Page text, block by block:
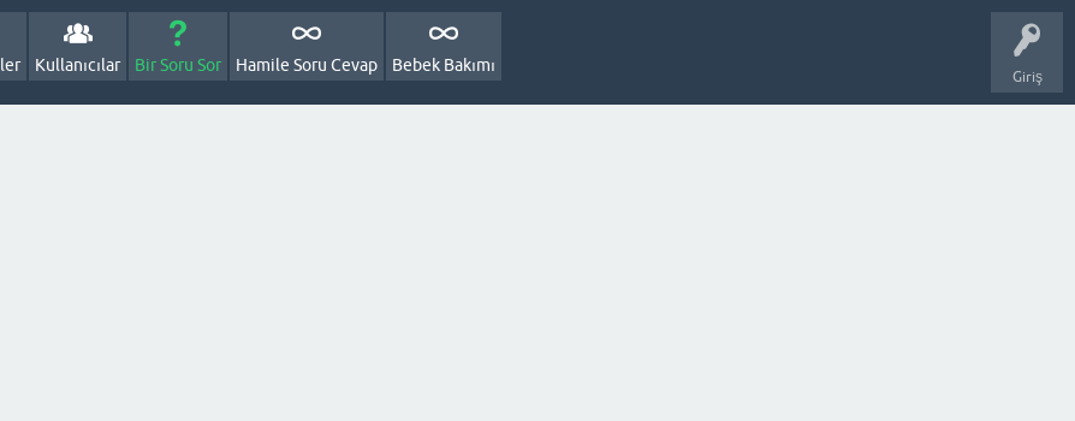
Giriş
Kullanıcılar Bir Soru Sor Hamile Soru Cevap Bebek Bakımı